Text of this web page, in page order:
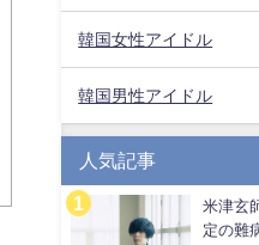
韓国女性アイドル
韓国男性アイドル
人気記事
米津玄
定の難